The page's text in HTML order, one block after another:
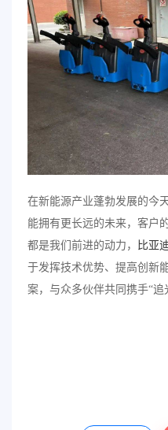
在新能源产业蓬勃发展的今
能拥有更长远的未来，客户
都是我们前进的动力，
比亚
于发挥技术优势、提高创新
案，与众多伙伴共同携手“追